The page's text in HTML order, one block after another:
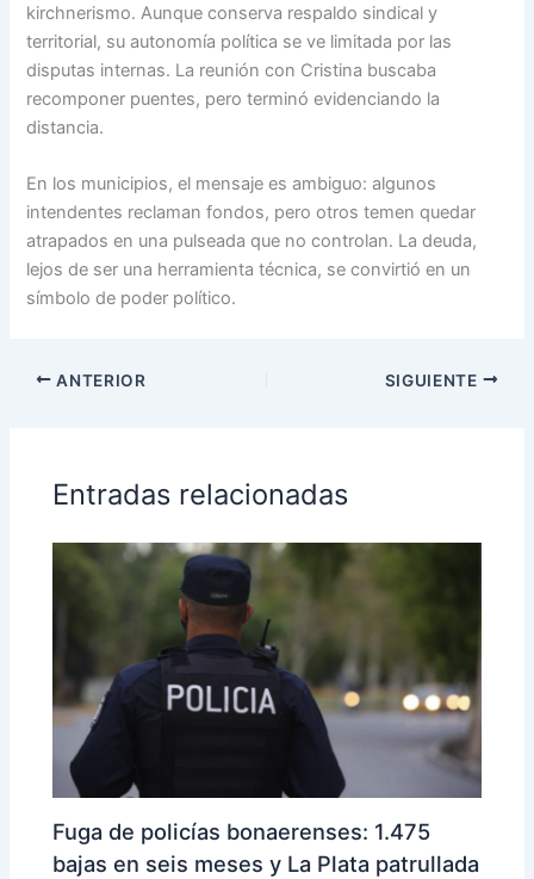
kirchnerismo. Aunque conserva respaldo sindical y
territorial, su autonomía política se ve limitada por las
disputas internas. La reunión con Cristina buscaba
recomponer puentes, pero terminó evidenciando la
distancia.
En los municipios, el mensaje es ambiguo: algunos
intendentes reclaman fondos, pero otros temen quedar
atrapados en una pulseada que no controlan. La deuda,
lejos de ser una herramienta técnica, se convirtió en un
símbolo de poder político.
ANTERIOR SIGUIENTE
Entradas relacionadas
Fuga de policías bonaerenses: 1.475
bajas en seis meses y La Plata patrullada